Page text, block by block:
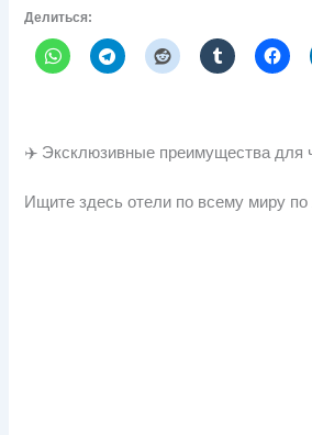
Делиться:
✈️ Эксклюзивные преимущества для
Ищите здесь отели по всему миру